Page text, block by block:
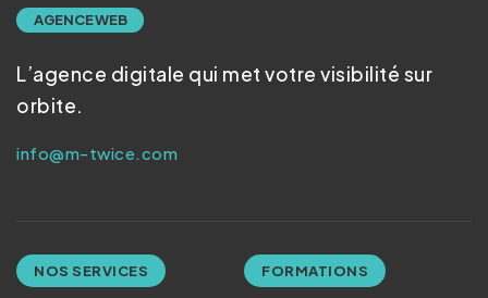
AGENCE WEB
L’agence digitale qui met votre visibilité sur
orbite.
info@m-twice.com
NOS SERVICES FORMATIONS